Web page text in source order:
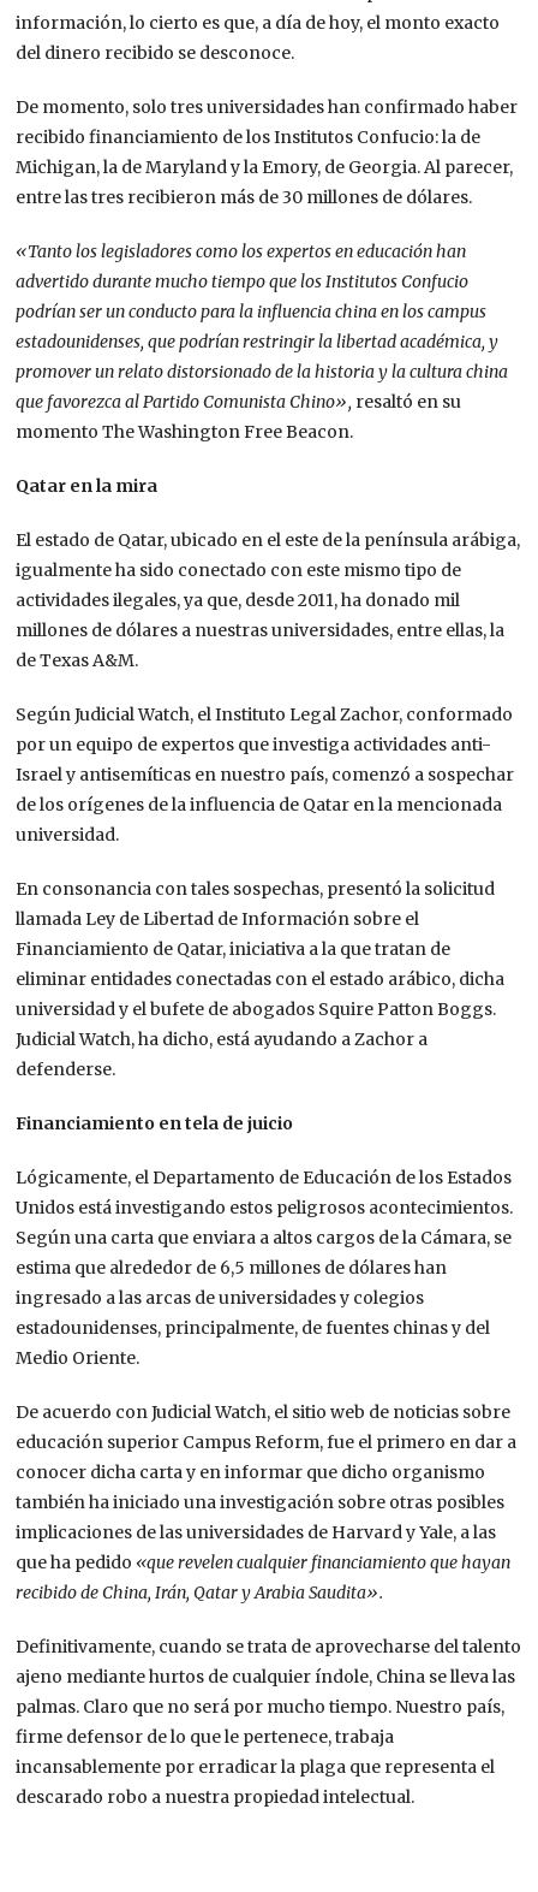
información, lo cierto es que, a día de hoy, el monto exacto
del dinero recibido se desconoce.
De momento, solo tres universidades han confirmado haber
recibido financiamiento de los Institutos Confucio: la de
Michigan, la de Maryland y la Emory, de Georgia. Al parecer,
entre las tres recibieron más de 30 millones de dólares.
«Tanto los legisladores como los expertos en educación han
advertido durante mucho tiempo que los Institutos Confucio
podrían ser un conducto para la influencia china en los campus
estadounidenses, que podrían restringir la libertad académica, y
promover un relato distorsionado de la historia y la cultura china
que favorezca al Partido Comunista Chino», resaltó en su
momento The Washington Free Beacon.
Qatar en la mira
El estado de Qatar, ubicado en el este de la península arábiga,
igualmente ha sido conectado con este mismo tipo de
actividades ilegales, ya que, desde 2011, ha donado mil
millones de dólares a nuestras universidades, entre ellas, la
de Texas A&M.
Según Judicial Watch, el Instituto Legal Zachor, conformado
por un equipo de expertos que investiga actividades anti-
Israel y antisemíticas en nuestro país, comenzó a sospechar
de los orígenes de la influencia de Qatar en la mencionada
universidad.
En consonancia con tales sospechas, presentó la solicitud
llamada Ley de Libertad de Información sobre el
Financiamiento de Qatar, iniciativa a la que tratan de
eliminar entidades conectadas con el estado arábico, dicha
universidad y el bufete de abogados Squire Patton Boggs.
Judicial Watch, ha dicho, está ayudando a Zachor a
defenderse.
Financiamiento en tela de juicio
Lógicamente, el Departamento de Educación de los Estados
Unidos está investigando estos peligrosos acontecimientos.
Según una carta que enviara a altos cargos de la Cámara, se
estima que alrededor de 6,5 millones de dólares han
ingresado a las arcas de universidades y colegios
estadounidenses, principalmente, de fuentes chinas y del
Medio Oriente.
De acuerdo con Judicial Watch, el sitio web de noticias sobre
educación superior Campus Reform, fue el primero en dar a
conocer dicha carta y en informar que dicho organismo
también ha iniciado una investigación sobre otras posibles
implicaciones de las universidades de Harvard y Yale, a las
que ha pedido «que revelen cualquier financiamiento que hayan
recibido de China, Irán, Qatar y Arabia Saudita».
Definitivamente, cuando se trata de aprovecharse del talento
ajeno mediante hurtos de cualquier índole, China se lleva las
palmas. Claro que no será por mucho tiempo. Nuestro país,
firme defensor de lo que le pertenece, trabaja
incansablemente por erradicar la plaga que representa el
descarado robo a nuestra propiedad intelectual.